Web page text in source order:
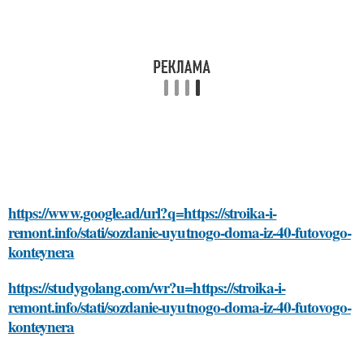
https://www.google.ad/url?q=https://stroika-i-
remont.info/stati/sozdanie-uyutnogo-doma-iz-40-futovogo-
konteynera
https://studygolang.com/wr?u=https://stroika-i-
remont.info/stati/sozdanie-uyutnogo-doma-iz-40-futovogo-
konteynera